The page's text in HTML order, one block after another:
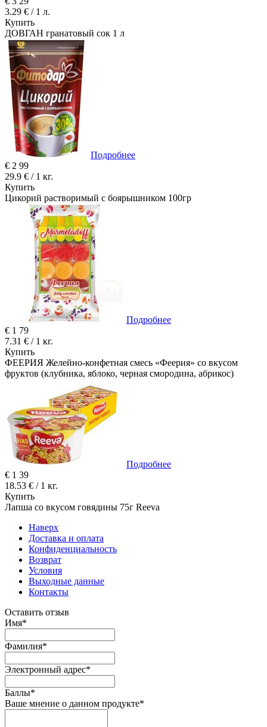
3.29 € / 1 л.
Купить
ДОВГАН гранатовый сок 1 л
Подробнее
€ 2 99
29.9 € / 1 кг.
Купить
Цикорий растворимый с боярышником 100гр
Подробнее
€ 1 79
7.31 € / 1 кг.
Купить
ФЕЕРИЯ Желейно-конфетная смесь «Феерия» со вкусом
фруктов (клубника, яблоко, черная смородина, абрикос)
Подробнее
€ 1 39
18.53 € / 1 кг.
Купить
Лапша со вкусом говядины 75г Reeva
Наверх
Доставка и оплата
Конфиденциальность
Возврат
Условия
Выходные данные
Контакты
Оставить отзыв
Имя*
Фамилия*
Электронный адрес*
Баллы*
Ваше мнение о данном продукте*